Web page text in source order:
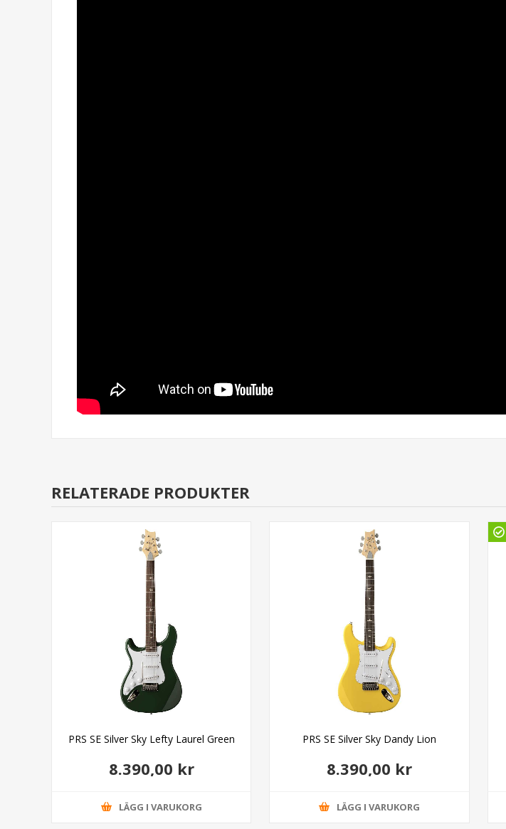
RELATERADE PRODUKTER
PRS SE Silver Sky Lefty Laurel Green
8.390,00 kr
LÄGG I VARUKORG
PRS SE Silver Sky Dandy Lion
8.390,00 kr
LÄGG I VARUKORG